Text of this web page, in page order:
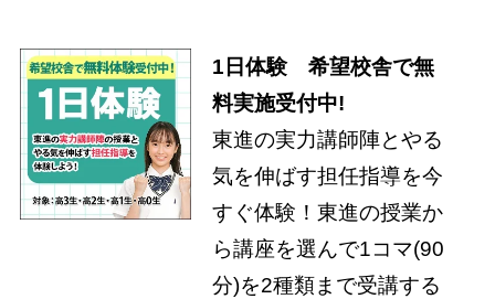
1日体験 希望校舎で無
料実施受付中!
東進の実力講師陣とやる
気を伸ばす担任指導を今
すぐ体験！東進の授業か
ら講座を選んで1コマ(90
分)を2種類まで受講する